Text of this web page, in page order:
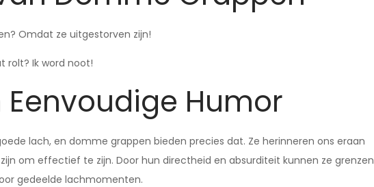
Omdat ze uitgestorven zijn!
rolt? Ik word noot!
Humor
lach, en domme grappen bieden precies dat. Ze herinneren ons eraan
om effectief te zijn. Door hun directheid en absurditeit kunnen ze grenzen
gedeelde lachmomenten.